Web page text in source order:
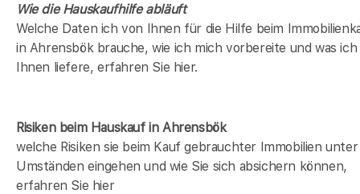
Wie die Hauskaufhilfe abläuft
Welche Daten ich von Ihnen für die Hilfe beim
in Ahrensbök brauche, wie ich mich vorbereite und was ich
Ihnen liefere, erfahren Sie hier.
Risiken beim Hauskaufin Ahrensbök
welche Risiken sie beim Kauf gebrauchter Immobilien unter
Umständen eingehen und wie Sie sich absichern können,
erfahren Sie hier